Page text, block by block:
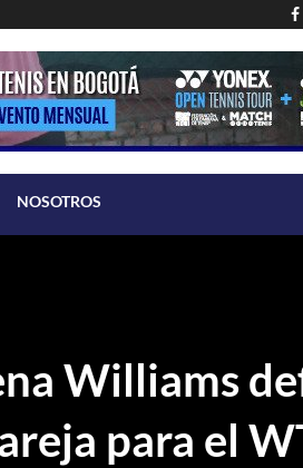
NOSOTROS
Williams
para el